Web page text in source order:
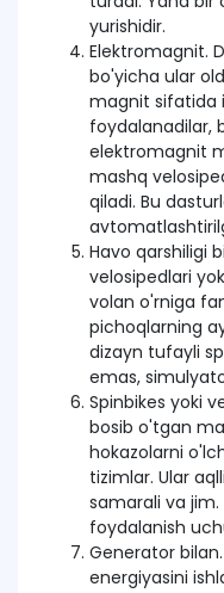
yurishidir.
Elektromagnit.
bo'yicha ular
magnit sifatida
foydalanadilar,
elektromagnit
mashq
qiladi. Bu
Havo qarshiligi
velosipedlari
volan o'rniga
pichoqlarning
dizayn tufayli
emas,
Spinbikes yoki
bosib o'tgan
hokazolarni
tizimlar. Ular
samarali va jim.
foydalanish
Generator
energiyasini